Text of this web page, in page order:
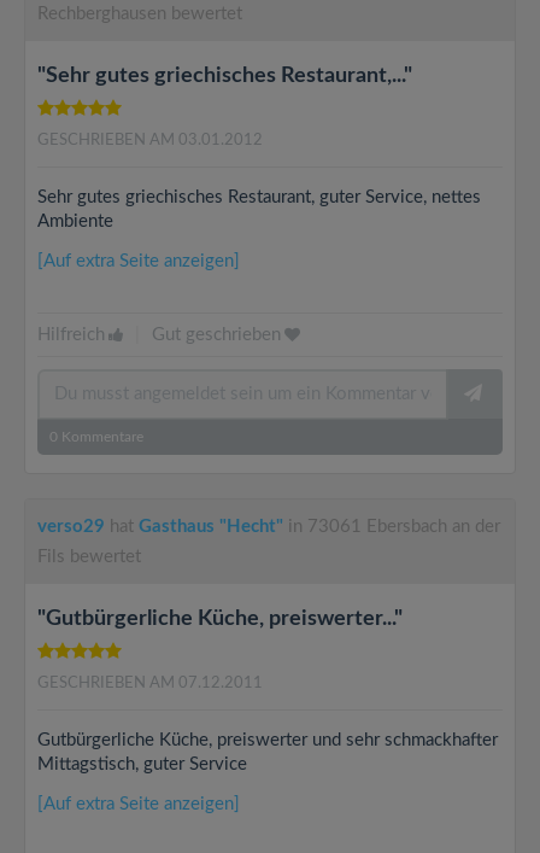
Rechberghausen bewertet
"Sehr gutes griechisches Restaurant,..."
GESCHRIEBEN AM 03.01.2012
Sehr gutes griechisches Restaurant, guter Service, nettes
Ambiente
[Auf extra Seite anzeigen]
Hilfreich Gut geschrieben
0 Kommentare
verso29 hat Gasthaus "Hecht" in 73061 Ebersbach an der
Fils bewertet
"Gutbürgerliche Küche, preiswerter..."
GESCHRIEBEN AM 07.12.2011
Gutbürgerliche Küche, preiswerter und sehr schmackhafter
Mittagstisch, guter Service
[Auf extra Seite anzeigen]